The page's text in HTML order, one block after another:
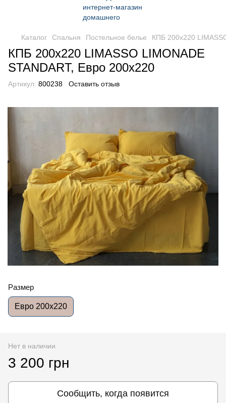
Каталог Спальня Постельное белье КПБ 200x220
КПБ 200x220 LIMASSO LIMONADE
STANDART, Евро 200x220
Артикул: 800238 Оставить отзыв
Размер
Евро 200x220
Нет в наличии
3 200 грн
Сообщить, когда появится